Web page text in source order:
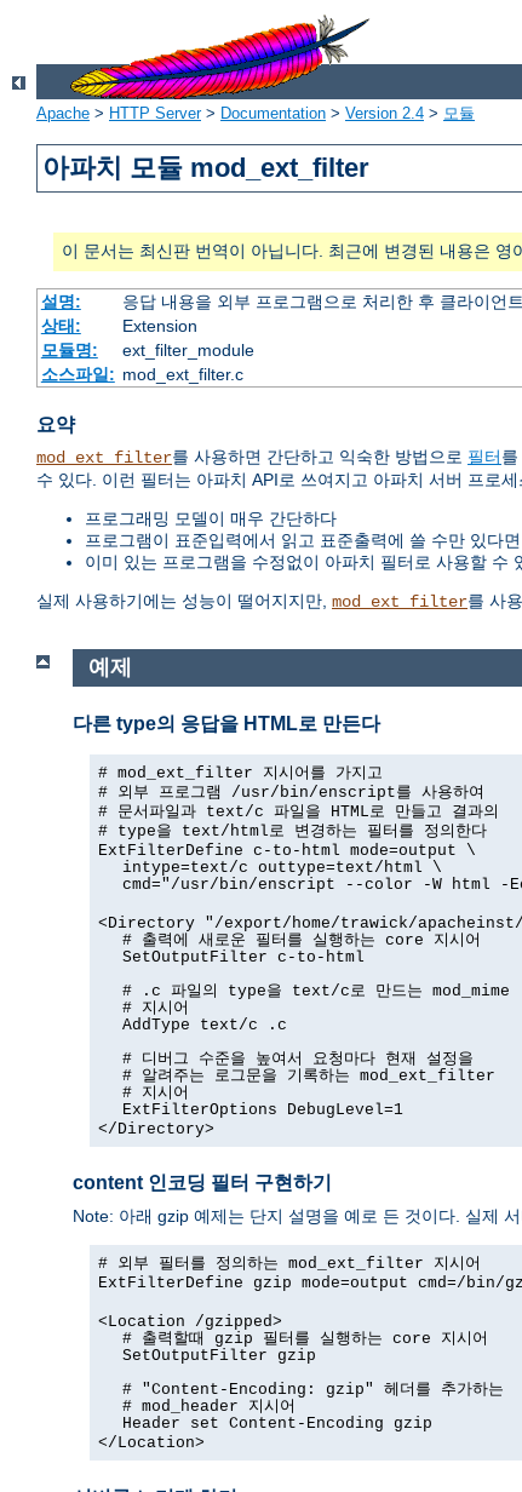
Apache > HTTP Server> Documentation > Version 2.4 > 모듈
아파치 모듈 mod_ext_filter
이 문서는 최신판 번역이 아닙니다. 최근에 변경된 내용은 영
설명:
응답 내용을 외부 프로그램으로 처리한 후 클라이언
상태:
Extension
모듈명:
ext_filter_module
소스파일: mod_ext_filter.c
요약
mod_ext_filter를 사용하면 간단하고 익숙한 방법으로 필터
수 있다. 이런 필터는 아파치 API로 쓰여지고 아파치 서버 프로
프로그래밍 모델이 매우 간단하다
프로그램이 표준입력에서 읽고 표준출력에 쓸 수만 있다
이미 있는 프로그램을 수정없이 아파치 필터로 사용할 수
실제 사용하기에는 성능이 떨어지지만, mod_ext_filter를 사
예제
다른 type의 응답을 HTML로 만든다
# mod_ext_filter 지시어를 가지고
# 외부 프로그램 /usr/bin/enscript를 사용하여
# 문서파일과 text/c 파일을 HTML로 만들고 결과의
# type을 text/html로 변경하는 필터를 정의한다
ExtFilterDefine c-to-html mode=output \
intype=text/c outtype=text/html \
cmd="/usr/bin/enscript --color -W html -
<Directory "/export/home/trawick/
# 출력에 새로운 필터를 실행하는 core 지시어
SetOutputFilter c-to-html
# .c 파일의 type을 text/c로 만드는 mod_mime
# 지시어
AddType text/c .c
# 디버그 수준을 높여서 요청마다 현재 설정을
# 알려주는 로그문을 기록하는 mod_ext_filter
# 지시어
ExtFilterOptions DebugLevel=1
</Directory>
content 인코딩 필터 구현하기
Note: 아래 gzip 예제는 단지 설명을 예로 든 것이다. 실제
# 외부 필터를 정의하는 mod_ext_filter 지시어
ExtFilterDefine gzip mode=output cmd=/bin/
<Location /gzipped>
# 출력할때 gzip 필터를 실행하는 core 지시어
SetOutputFilter gzip
# "Content-Encoding: gzip" 헤더를 추가하는
# mod_header 지시어
Header set Content-Encoding gzip
</Location>